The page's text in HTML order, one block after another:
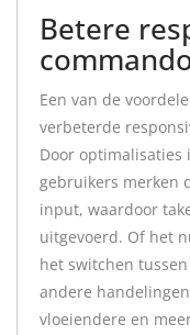
Betere
Een van de
verbeterde
Door optimalisaties
gebruikers merken
input, waardoor
uitgevoerd. Of het
het switchen
andere
vloeiendere en